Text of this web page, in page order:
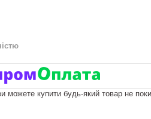
можете купити будь-який товар не